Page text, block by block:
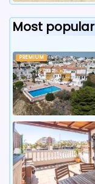
Most popular
PREMIUM